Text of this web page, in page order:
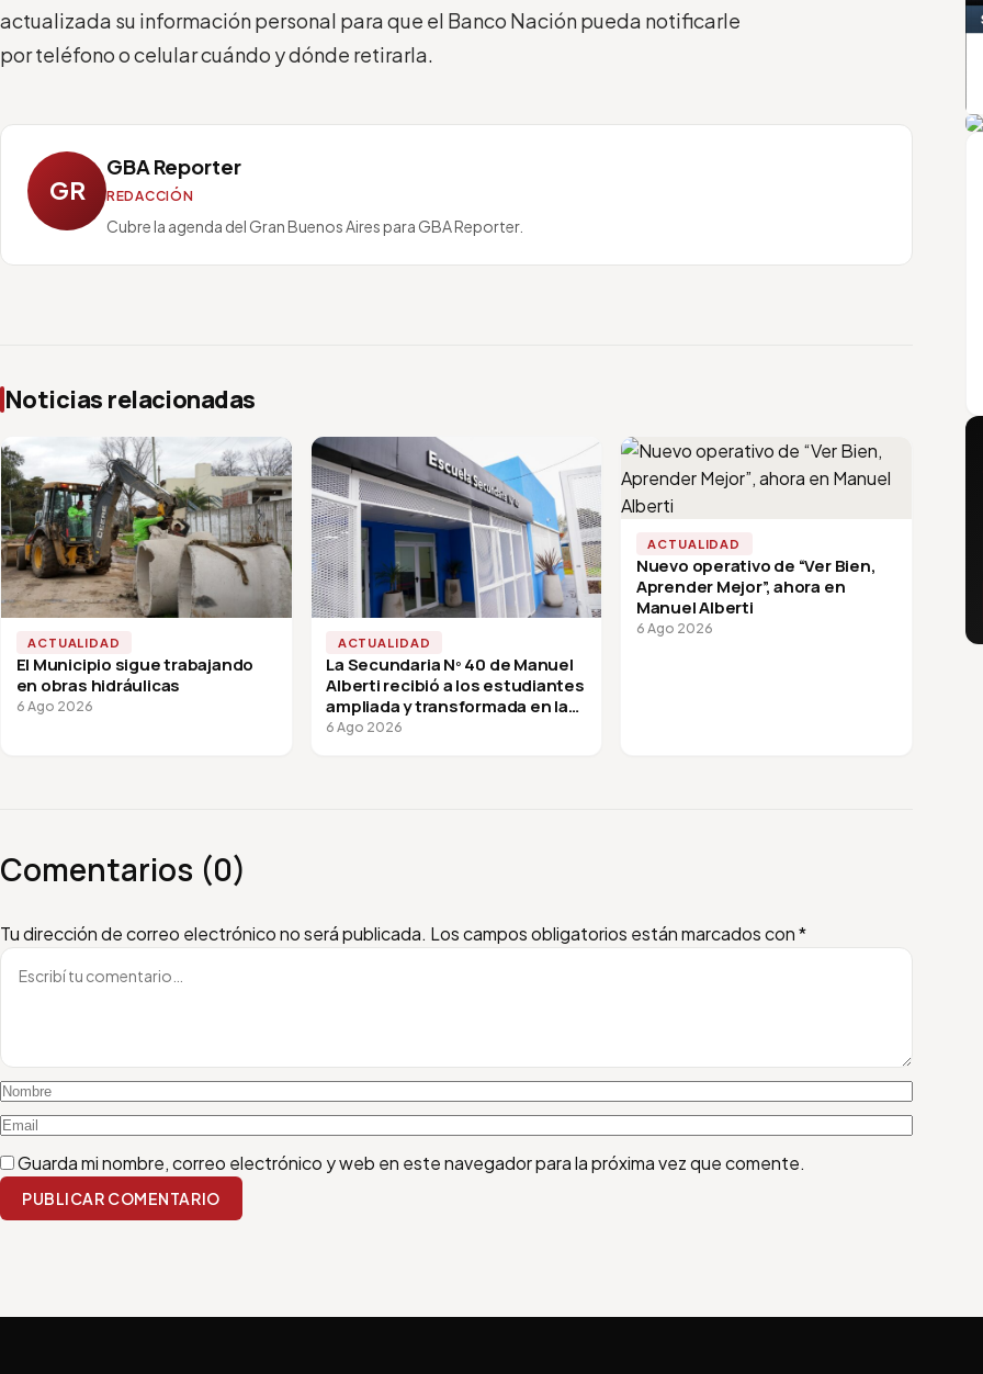
actualizada su información personal para que el Banco Nación pueda notificarle
por teléfono o celular cuándo y dónde retirarla.
GR
GBA Reporter
REDACCIÓN
Cubre la agenda del Gran Buenos Aires para GBA Reporter.
Noticias relacionadas
ACTUALIDAD
El Municipio sigue trabajando
en obras hidráulicas
6 Ago 2026
ACTUALIDAD
La Secundaria Nº 40 de Manuel
Alberti recibió a los estudiantes
ampliada y transformada en la
vuelta a clases
6 Ago 2026
ACTUALIDAD
Nuevo operativo de “Ver Bien,
Aprender Mejor”, ahora en
Manuel Alberti
6 Ago 2026
Comentarios (0)
Tu dirección de correo electrónico no será publicada. Los campos obligatorios están marcados con*
Escribí tu comentario
Nombre
Email
Guarda mi nombre, correo electrónico y web en este navegador para la próxima vez que comente.
PUBLICAR COMENTARIO